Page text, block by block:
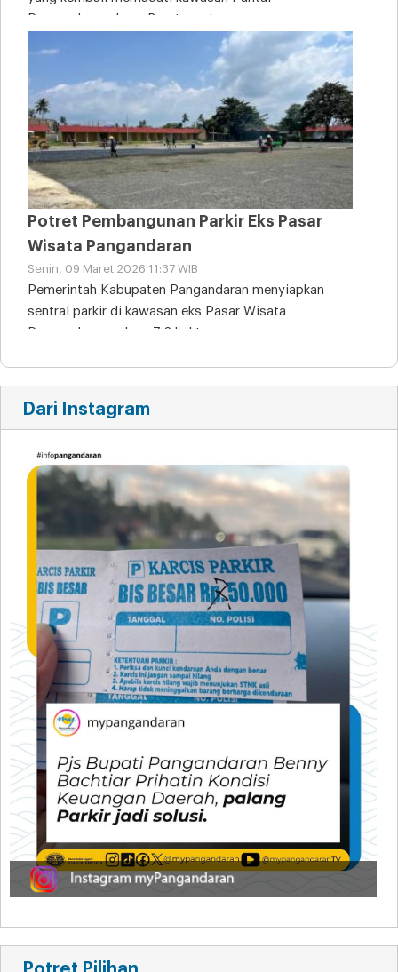
Pangandaran, Jawa Barat, saat
Potret Pembangunan Parkir Eks Pasar
Wisata Pangandaran
Senin, 09 Maret 2026 11:37 WIB
Pemerintah Kabupaten Pangandaran menyiapkan
sentral parkir di kawasan eks Pasar Wisata
Pangandaran seluas 7,2 hektare
Dari Instagram